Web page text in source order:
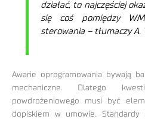
działać, to najczęściej
się coś pomiędzy
sterowania – tłumaczy A.
Awarie oprogramowania bywają
mechaniczne. Dlatego
powdrożeniowego musi być
dopiskiem w umowie.